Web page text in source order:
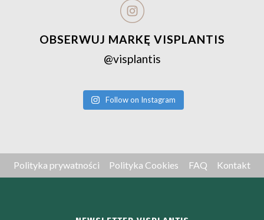
OBSERWUJ MARKĘ VISPLANTIS
@visplantis
Follow on Instagram
Polityka prywatności Polityka Cookies FAQ Kontakt